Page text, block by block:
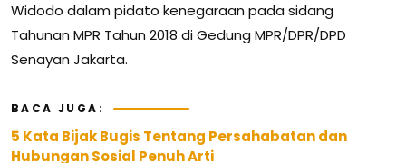
Widodo dalam pidato kenegaraan pada sidang
Tahunan MPR Tahun 2018 di Gedung MPR/DPR/DPD
Senayan Jakarta.
BACA JUGA:
5 Kata Bijak Bugis Tentang Persahabatan dan
Hubungan Sosial Penuh Arti